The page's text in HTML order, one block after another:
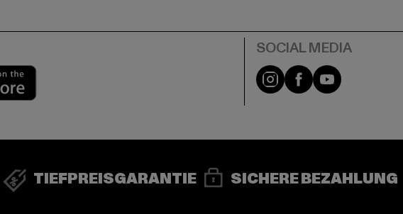
Instagram
FacebookYouTube
TIEFPREISGARANTIE SICHERE BEZAHLUNG